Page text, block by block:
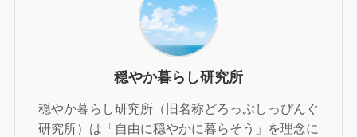
穏やか暮らし研究所
穏やか暮らし研究所（旧名称どろっぷしっぴんぐ
研究所）は「自由に穏やかに暮らそう」を理念に